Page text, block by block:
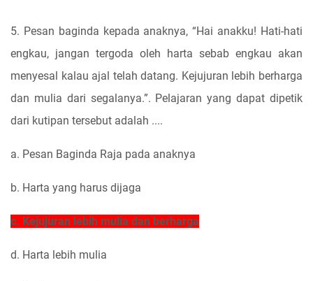
5. Pesan baginda kepada anaknya, “Hai anakku! Hati-hati
engkau, jangan tergoda oleh harta sebab engkau akan
menyesal kalau ajal telah datang. Kejujuran lebih berharga
dan mulia dari segalanya.”. Pelajaran yang dapat dipetik
dari kutipan tersebut adalah ....
a. Pesan Baginda Raja pada anaknya
b. Harta yang harus dijaga
c. Kejujuran lebih mulia dan berharga
d. Harta lebih mulia